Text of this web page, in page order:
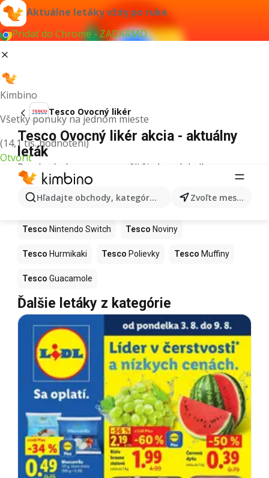
Aktuálne letáky vždy po ruke
Pridať do Chrome - ZADARMO
Kimbino
Všetky ponuky na jednom mieste
(14,1 tis. hodnotení)
Otvoriť
Hľadajte obchody, kategórie, produkty... Zvoľte mesto
Tesco Ovocný likér
Tesco Ovocný likér akcia - aktuálny
leták
Pre daný výraz sme nenašli žiadne výsledky.
Ďalšie produkty v obchodoch Tesco
Tesco Kapor Tesco Ashwagandha
Tesco Nintendo Switch Tesco Noviny
Tesco Hurmikaki Tesco Polievky Tesco Muffiny
Tesco Guacamole
Ďalšie letáky z kategórie